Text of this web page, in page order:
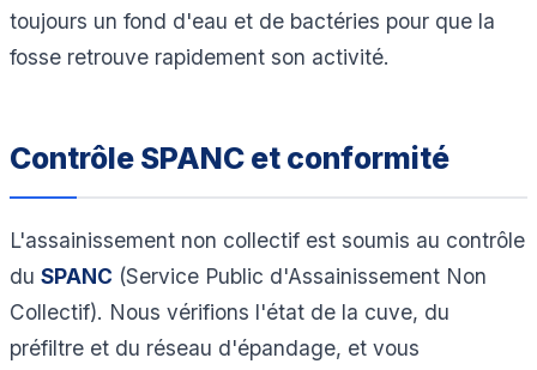
toujours un fond d'eau et de bactéries pour que la
fosse retrouve rapidement son activité.
Contrôle SPANC et conformité
L'assainissement non collectif est soumis au contrôle
du SPANC (Service Public d'Assainissement Non
Collectif). Nous vérifions l'état de la cuve, du
préfiltre et du réseau d'épandage, et vous